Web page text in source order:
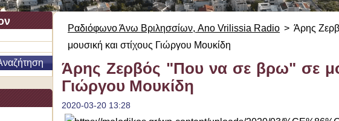
Ραδιόφωνο Άνω Βριλησσίων, Ano Vrilissia Radio > Άρης
μουσική και στίχους Γιώργου Μουκίδη
Άρης Ζερβός "Που να σε βρω" σε
Γιώργου Μουκίδη
2020-03-20 13:28